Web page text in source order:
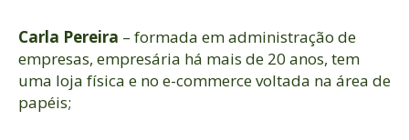
Carla Pereira – formada em administração de
empresas, empresária há mais de 20 anos, tem
uma loja física e no e-commerce voltada na área de
papéis;